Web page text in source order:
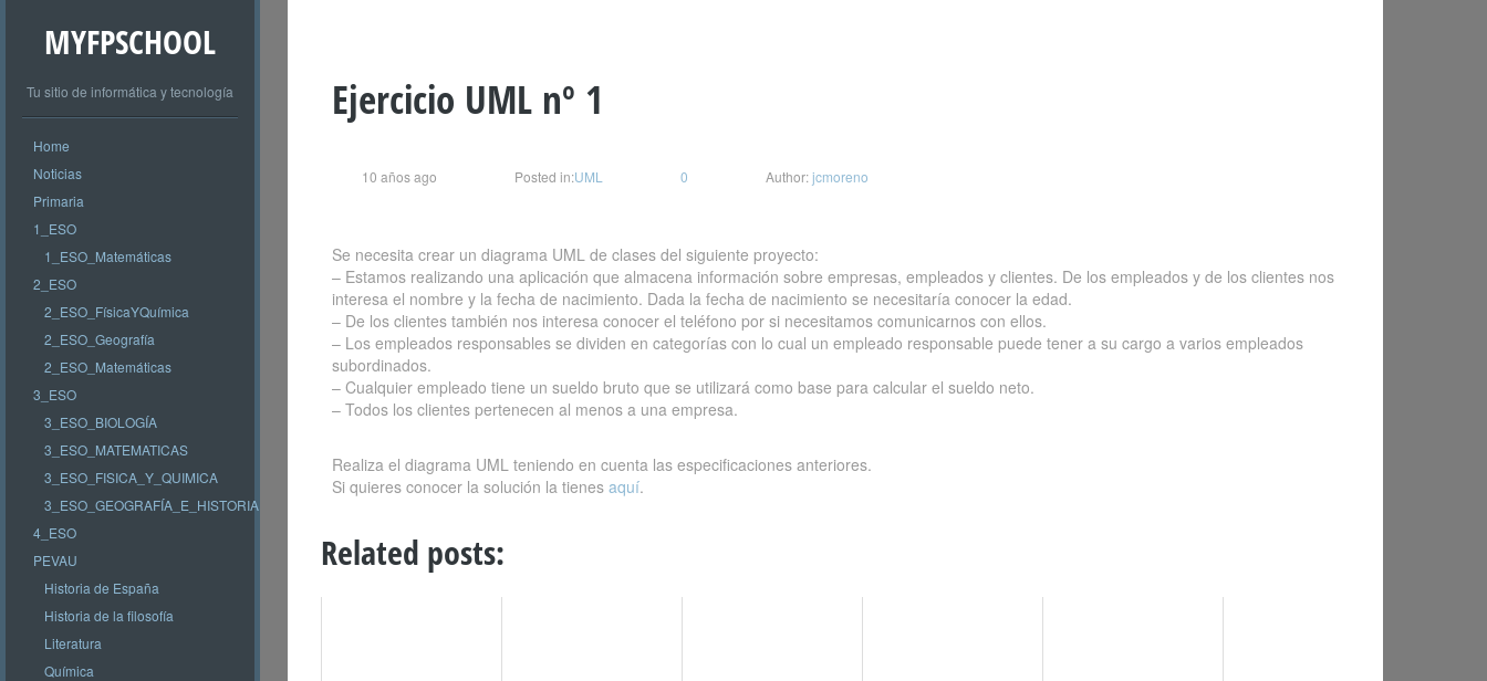
MYFPSCHOOL
Tu sitio de informática y tecnología
Home
Noticias
Primaria
1_ESO
1_ESO_Matemáticas
2_ESO
2_ESO_FísicaYQuímica
2_ESO_Geografía
2_ESO_Matemáticas
3_ESO
3_ESO_BIOLOGÍA
3_ESO_MATEMATICAS
3_ESO_FISICA_Y_QUIMICA
3_ESO_GEOGRAFÍA_E_HISTORIA
4_ESO
PEVAU
Historia de España
Historia de la filosofía
Literatura
Química
Ejercicio UML nº 1
10 años ago Posted in:UML 0 Author:jcmoreno
Se necesita crear un diagrama UML de clases del siguiente proyecto:
– Estamos realizando una aplicación que almacena información sobre empresas, empleados y clientes. De los empleados y de los clientes nos
interesa el nombre y la fecha de nacimiento. Dada la fecha de nacimiento se necesitaría conocer la edad.
– De los clientes también nos interesa conocer el teléfono por si necesitamos comunicarnos con ellos.
– Los empleados responsables se dividen en categorías con lo cual un empleado responsable puede tener a su cargo a varios empleados
subordinados.
– Cualquier empleado tiene un sueldo bruto que se utilizará como base para calcular el sueldo neto.
– Todos los clientes pertenecen al menos a una empresa.
Realiza el diagrama UML teniendo en cuenta las especificaciones anteriores.
Si quieres conocer la solución la tienes aquí.
Related posts: